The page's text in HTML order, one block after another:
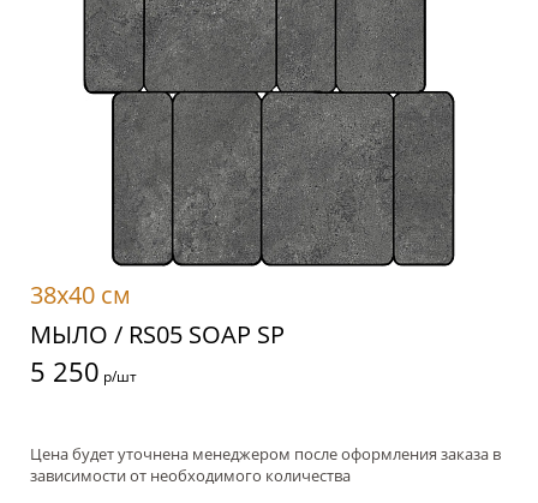
38x40 см
МЫЛО / RS05 SOAP SP
5 250 р/шт
Цена будет уточнена менеджером после оформления заказа в
зависимости от необходимого количества